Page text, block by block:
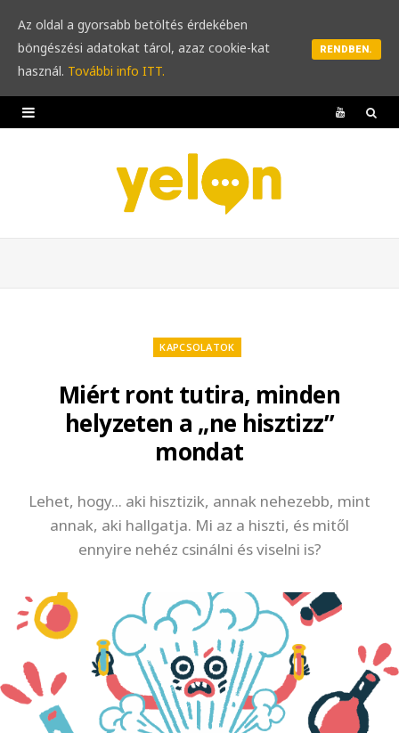
Y
u
KAPCSOLATOK
Miért ront tutira, minden
helyzeten a „ne hisztizz”
mondat
Lehet, hogy... aki hisztizik, annak nehezebb, mint
annak, aki hallgatja. Mi az a hiszti, és mitől
ennyire nehéz csinálni és viselni is?
Az oldal a gyorsabb betöltés érdekében
böngészési adatokat tárol, azaz cookie-kat
használ. További info ITT.
RENDBEN.